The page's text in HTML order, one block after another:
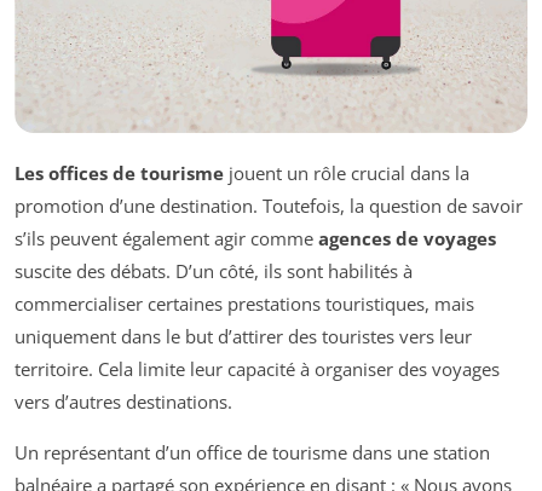
Les offices de tourisme jouent un rôle crucial dans la
promotion d’une destination. Toutefois, la question de savoir
s’ils peuvent également agir comme agences de voyages
suscite des débats. D’un côté, ils sont habilités à
commercialiser certaines prestations touristiques, mais
uniquement dans le but d’attirer des touristes vers leur
territoire. Cela limite leur capacité à organiser des voyages
vers d’autres destinations.
Un représentant d’un office de tourisme dans une station
balnéaire a partagé son expérience en disant : « Nous avons